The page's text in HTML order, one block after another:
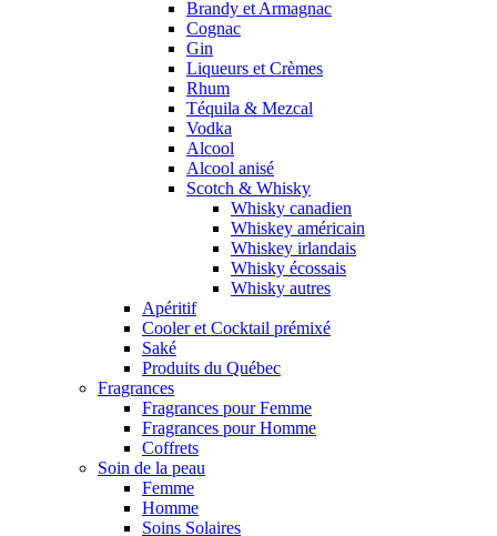
Brandy et Armagnac
Cognac
Gin
Liqueurs et Crèmes
Rhum
Téquila & Mezcal
Vodka
Alcool
Alcool anisé
Scotch & Whisky
Whisky canadien
Whiskey américain
Whiskey irlandais
Whisky écossais
Whisky autres
Apéritif
Cooler et Cocktail prémixé
Saké
Produits du Québec
Fragrances
Fragrances pour Femme
Fragrances pour Homme
Coffrets
Soin de la peau
Femme
Homme
Soins Solaires